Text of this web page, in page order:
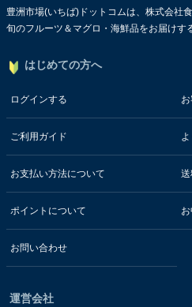
豊洲市場(いちば)ドットコムは、株式会社
旬のフルーツ＆マグロ・海鮮品をお届けす
はじめての方へ
ログインする
ご利用ガイド
お支払い方法について 送
ポイントについて
お問い合わせ
運営会社